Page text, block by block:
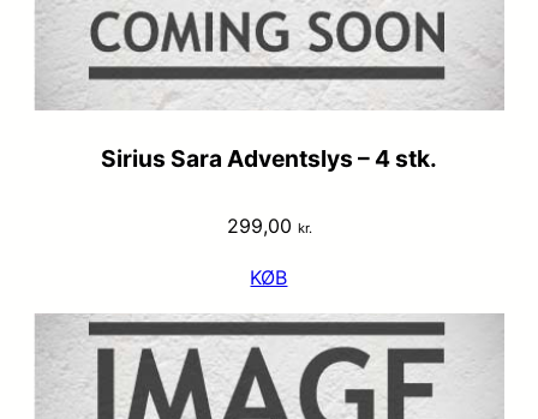
Sirius Sara Adventslys – 4 stk.
299,00 kr.
KØB